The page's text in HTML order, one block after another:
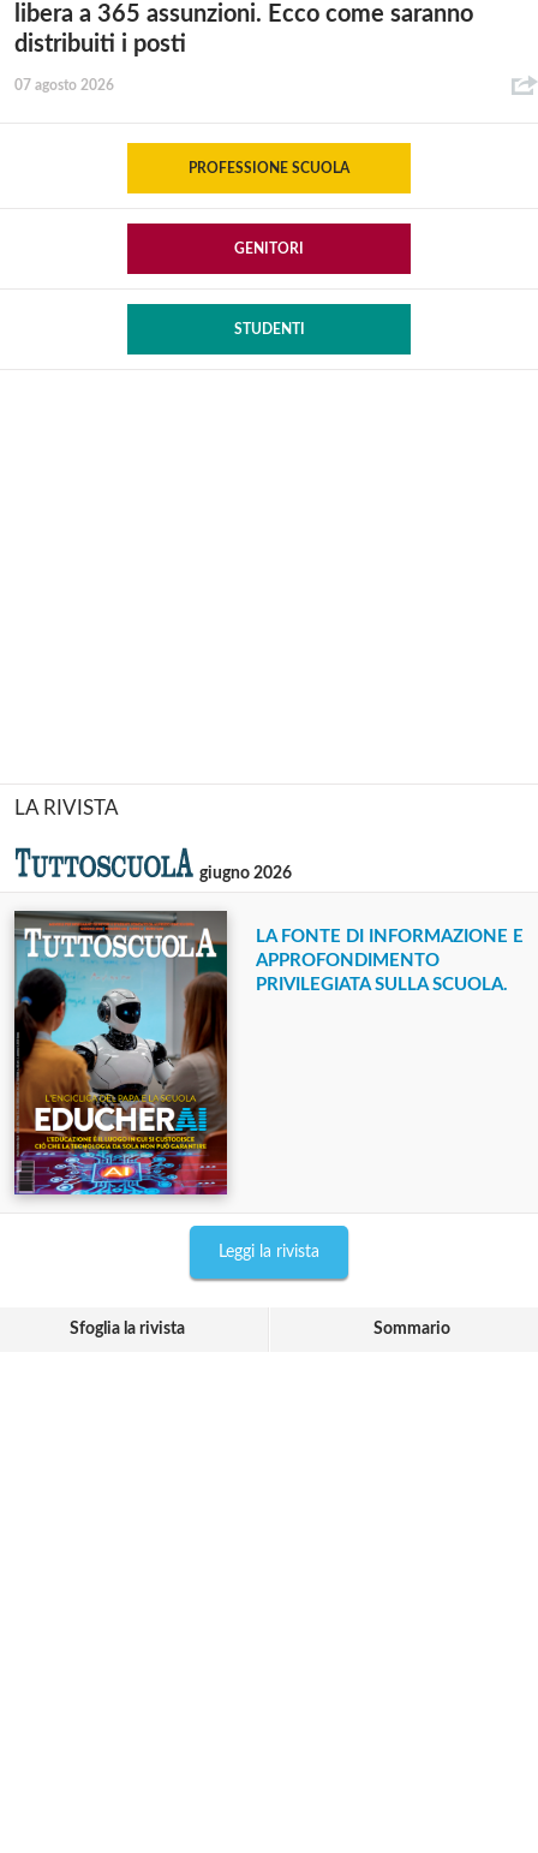
libera a 365 assunzioni. Ecco come saranno
distribuiti i posti
07 agosto 2026
PROFESSIONE SCUOLA
GENITORI
STUDENTI
LA RIVISTA
giugno 2026
LA FONTE DI INFORMAZIONE E
APPROFONDIMENTO
PRIVILEGIATA SULLA SCUOLA.
Leggi la rivista
Sfoglia la rivista Sommario